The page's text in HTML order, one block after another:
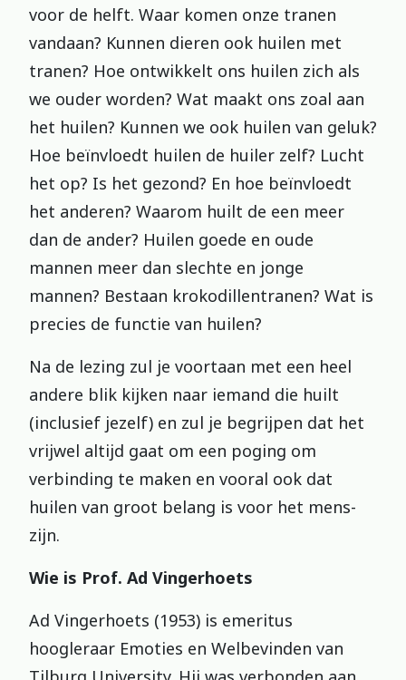
voor de helft. Waar komen onze tranen
vandaan? Kunnen dieren ook huilen met
tranen? Hoe ontwikkelt ons huilen zich als
we ouder worden? Wat maakt ons zoal aan
het huilen? Kunnen we ook huilen van geluk?
Hoe beïnvloedt huilen de huiler zelf? Lucht
het op? Is het gezond? En hoe beïnvloedt
het anderen? Waarom huilt de een meer
dan de ander? Huilen goede en oude
mannen meer dan slechte en jonge
mannen? Bestaan krokodillentranen? Wat is
precies de functie van huilen?
Na de lezing zul je voortaan met een heel
andere blik kijken naar iemand die huilt
(inclusief jezelf) en zul je begrijpen dat het
vrijwel altijd gaat om een poging om
verbinding te maken en vooral ook dat
huilen van groot belang is voor het mens-
zijn.
Wie is Prof. Ad Vingerhoets
Ad Vingerhoets (1953) is emeritus
hoogleraar Emoties en Welbevinden van